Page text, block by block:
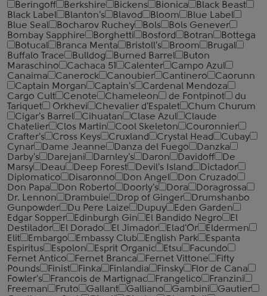
Beringoff
Berkshire Bickens Bionica
Black Beast
Black Label
Blanton's Blavod Bloom
Blue Label
Blue Seal
Bocharov Ruchey Bols
Bols Genever
Bombay Sapphire
Borghetti Bosford Botran
Bottega
Botucal
Branca Menta Bristoll's Broom
Brugal
Buffalo Trace
Bulldog Burned Barrel
Buton
Maraschino
Cachaca 51 Calenter
Campo Azul
Canaima
Canerock Canoubier Cantinero
Caorunn
Captain Morgan
Captain's
Cardenal Mendoza
Cargo Cult
Cenote Chameleon de Fontpinot
du
Tariquet
Orkhevi Chevalier d'Espalet
Chum Churum
Cigar's Barrel
Cihuatan Clase Azul
Claude
Chatelier
Clos Martin Cool Skeleton
Couronnier
Crafter's
Cross Keys Cruxland Crystal Head
Cubay
Cynar
Dame Jeanne Danza del Fuego
Danzka
Darby's
Darejani Darnley's Daron Davidoff
De
Marsy
Deau Deep Forest Devil's Island
Dictador
Diplomatico
Disaronno Don Angel
Don Cruzado
Don Papa
Don Roberto Doorly's Dora
Doragrossa
Dr. Lennon
Drambuie Drop of Ginger
Drumshanbo
Gunpowder
Du Pere Laize Dupuy
Eden Garden
Edgar Sopper
Edinburgh Gin El Bandido Negro
El
Destilador
El Dorado El Jimador Elad'Or
Eldermen
Elit
Embargo Embassy Club English Park
Espanta
Espiritus
Espolon Esprit Organic Etsu
Facundo
Fernet Antico
Fernet Branca Fernet Vittone
Fifty
Pounds
Finist Finka Finlandia Finsky
Flor de Cana
Fowler's
Francois de Martignac Frangelico
Franzini
Freeman
Fruto Gallant Galliano Gambini
Gautier